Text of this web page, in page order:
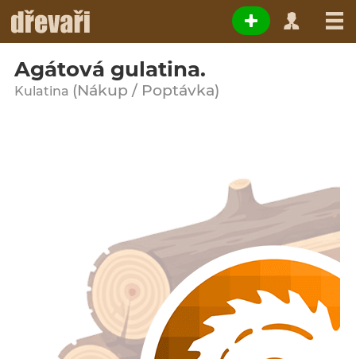
Agátová gulatina.
Kulatina (Nákup / Poptávka)